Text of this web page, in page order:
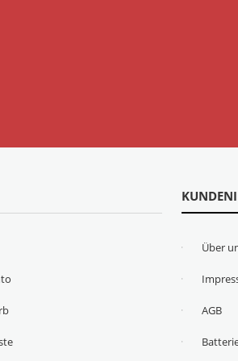
Über
AGB